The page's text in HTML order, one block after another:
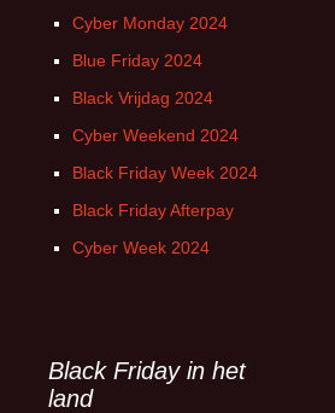
Cyber Monday 2024
Blue Friday 2024
Black Vrijdag 2024
Cyber Weekend 2024
Black Friday Week 2024
Black Friday Afterpay
Cyber Week 2024
Black Friday in het
land